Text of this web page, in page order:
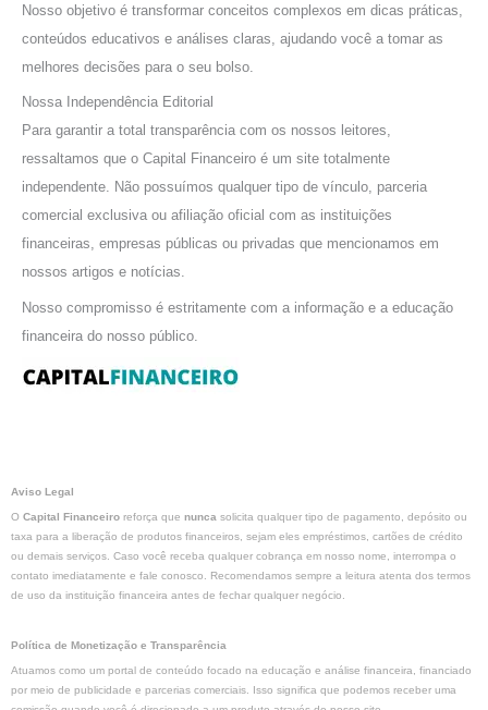
Nosso objetivo é transformar conceitos complexos em dicas práticas,
conteúdos educativos e análises claras, ajudando você a tomar as
melhores decisões para o seu bolso.
Nossa Independência Editorial
Para garantir a total transparência com os nossos leitores,
ressaltamos que o Capital Financeiro é um site totalmente
independente. Não possuímos qualquer tipo de vínculo, parceria
comercial exclusiva ou afiliação oficial com as instituições
financeiras, empresas públicas ou privadas que mencionamos em
nossos artigos e notícias.
Nosso compromisso é estritamente com a informação e a educação
financeira do nosso público.
Aviso Legal
O Capital Financeiro reforça que nunca solicita qualquer tipo de pagamento, depósito ou
taxa para a liberação de produtos financeiros, sejam eles empréstimos, cartões de crédito
ou demais serviços. Caso você receba qualquer cobrança em nosso nome, interrompa o
contato imediatamente e fale conosco. Recomendamos sempre a leitura atenta dos termos
de uso da instituição financeira antes de fechar qualquer negócio.
Política de Monetização e Transparência
Atuamos como um portal de conteúdo focado na educação e análise financeira, financiado
por meio de publicidade e parcerias comerciais. Isso significa que podemos receber uma